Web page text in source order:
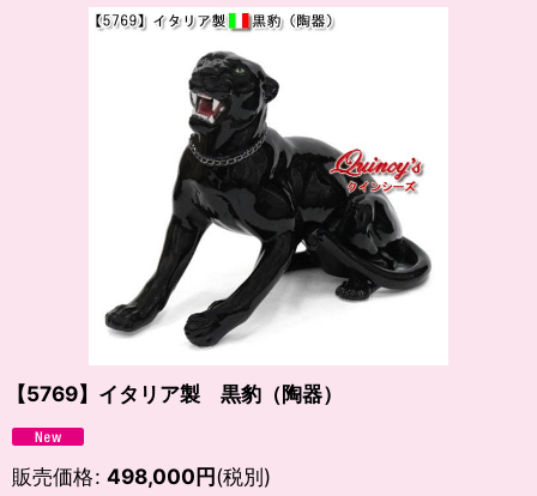
【5769】イタリア製 黒豹（陶器）
販売価格: 498,000円(税別)